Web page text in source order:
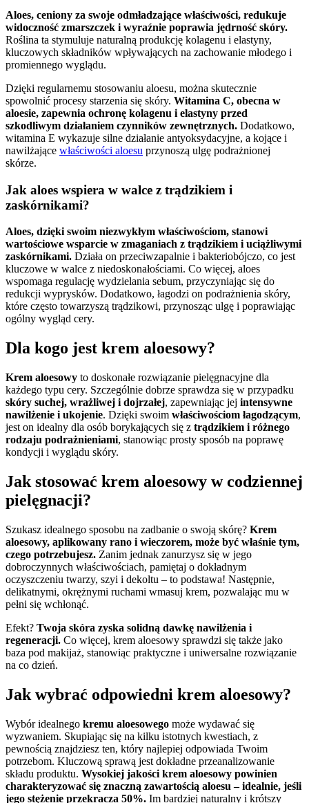
Aloes, ceniony za swoje odmładzające właściwości, redukuje
widoczność zmarszczek i wyraźnie poprawia jędrność skóry.
Roślina ta stymuluje naturalną produkcję kolagenu i elastyny,
kluczowych składników wpływających na zachowanie młodego i
promiennego wyglądu.
Dzięki regularnemu stosowaniu aloesu, można skutecznie
spowolnić procesy starzenia się skóry. Witamina C, obecna w
aloesie, zapewnia ochronę kolagenu i elastyny przed
szkodliwym działaniem czynników zewnętrznych. Dodatkowo,
witamina E wykazuje silne działanie antyoksydacyjne, a kojące i
nawilżające właściwości aloesu przynoszą ulgę podrażnionej
skórze.
Jak aloes wspiera w walce z trądzikiem i
zaskórnikami?
Aloes, dzięki swoim niezwykłym właściwościom, stanowi
wartościowe wsparcie w zmaganiach z trądzikiem i uciążliwymi
zaskórnikami. Działa on przeciwzapalnie i bakteriobójczo, co jest
kluczowe w walce z niedoskonałościami. Co więcej, aloes
wspomaga regulację wydzielania sebum, przyczyniając się do
redukcji wyprysków. Dodatkowo, łagodzi on podrażnienia skóry,
które często towarzyszą trądzikowi, przynosząc ulgę i poprawiając
ogólny wygląd cery.
Dla kogo jest krem aloesowy?
Krem aloesowy to doskonałe rozwiązanie pielęgnacyjne dla
każdego typu cery. Szczególnie dobrze sprawdza się w przypadku
skóry suchej, wrażliwej i dojrzałej, zapewniając jej intensywne
nawilżenie i ukojenie. Dzięki swoim właściwościom łagodzącym,
jest on idealny dla osób borykających się z trądzikiem i różnego
rodzaju podrażnieniami, stanowiąc prosty sposób na poprawę
kondycji i wyglądu skóry.
Jak stosować krem aloesowy w codziennej
pielęgnacji?
Szukasz idealnego sposobu na zadbanie o swoją skórę? Krem
aloesowy, aplikowany rano i wieczorem, może być właśnie tym,
czego potrzebujesz. Zanim jednak zanurzysz się w jego
dobroczynnych właściwościach, pamiętaj o dokładnym
oczyszczeniu twarzy, szyi i dekoltu – to podstawa! Następnie,
delikatnymi, okrężnymi ruchami wmasuj krem, pozwalając mu w
pełni się wchłonąć.
Efekt? Twoja skóra zyska solidną dawkę nawilżenia i
regeneracji. Co więcej, krem aloesowy sprawdzi się także jako
baza pod makijaż, stanowiąc praktyczne i uniwersalne rozwiązanie
na co dzień.
Jak wybrać odpowiedni krem aloesowy?
Wybór idealnego kremu aloesowego może wydawać się
wyzwaniem. Skupiając się na kilku istotnych kwestiach, z
pewnością znajdziesz ten, który najlepiej odpowiada Twoim
potrzebom. Kluczową sprawą jest dokładne przeanalizowanie
składu produktu. Wysokiej jakości krem aloesowy powinien
charakteryzować się znaczną zawartością aloesu – idealnie, jeśli
jego stężenie przekracza 50%. Im bardziej naturalny i krótszy